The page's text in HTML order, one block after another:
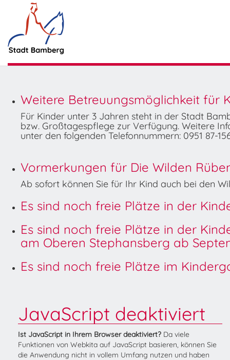
Weitere Betreuungsmöglichkeit für
Für Kinder unter 3 Jahren steht in der Stadt
bzw. Großtagespflege zur Verfügung. Weitere
unter den folgenden Telefonnummern: 0951 87-
Vormerkungen für Die Wilden
Ab sofort können Sie für Ihr Kind auch bei den
Es sind noch freie Plätze in der
Es sind noch freie Plätze in der
am Oberen Stephansberg ab
Es sind noch freie Plätze im
JavaScript deaktiviert
Ist JavaScript in Ihrem Browser deaktiviert? Da viele
Funktionen von Webkita auf JavaScript basieren, können Sie
die Anwendung nicht in vollem Umfang nutzen und haben